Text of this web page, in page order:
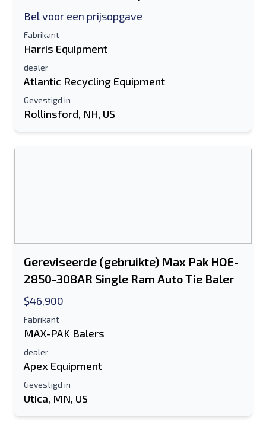
Bel voor een prijsopgave
Fabrikant
Harris Equipment
dealer
Atlantic Recycling Equipment
Gevestigd in
Rollinsford, NH, US
Gereviseerde (gebruikte) Max Pak HOE-
2850-308AR Single Ram Auto Tie Baler
$46,900
Fabrikant
MAX-PAK Balers
dealer
Apex Equipment
Gevestigd in
Utica, MN, US